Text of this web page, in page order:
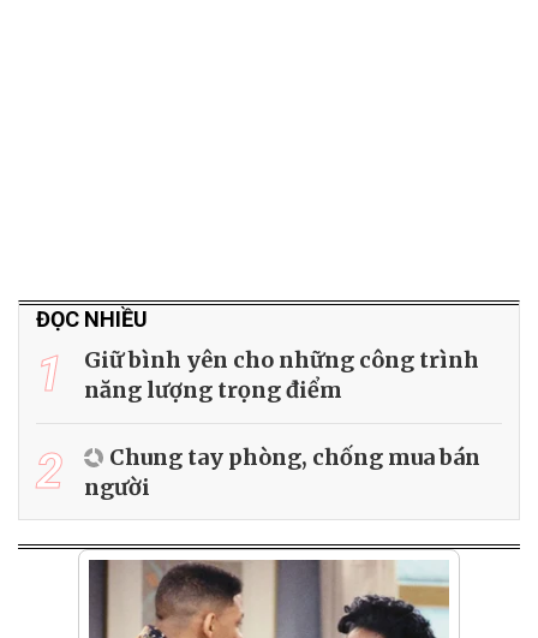
ĐỌC NHIỀU
1
Giữ bình yên cho những công trình
năng lượng trọng điểm
2
Chung tay phòng, chống mua bán
người